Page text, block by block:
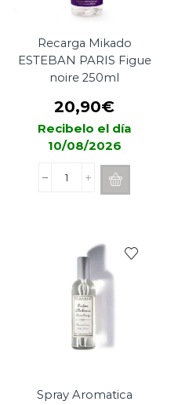
Recarga Mikado
ESTEBAN PARIS Figue
noire 250ml
20,90€
Recibelo el día
10/08/2026
Recarga
Mikado
noire
250ml
cantidad
Spray Aromatica